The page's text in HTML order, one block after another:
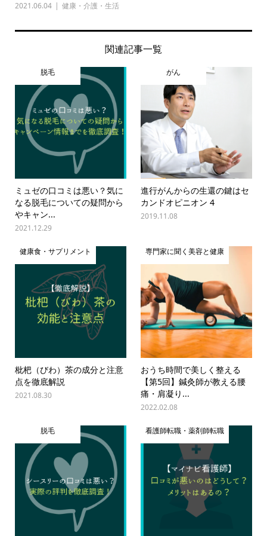
2021.06.04 健康・介護・生活
関連記事一覧
脱毛
ミュゼの口コミは悪い？気に
なる脱毛についての疑問から
やキャン...
2021.12.29
がん
進行がんからの生還の鍵はセ
カンドオピニオン 4
2019.11.08
健康食・サプリメント
枇杷（びわ）茶の成分と注意
点を徹底解説
2021.08.30
専門家に聞く美容と健康
おうち時間で美しく整える
【第5回】鍼灸師が教える腰
痛・肩凝り...
2022.02.08
脱毛 看護師転職・薬剤師転職